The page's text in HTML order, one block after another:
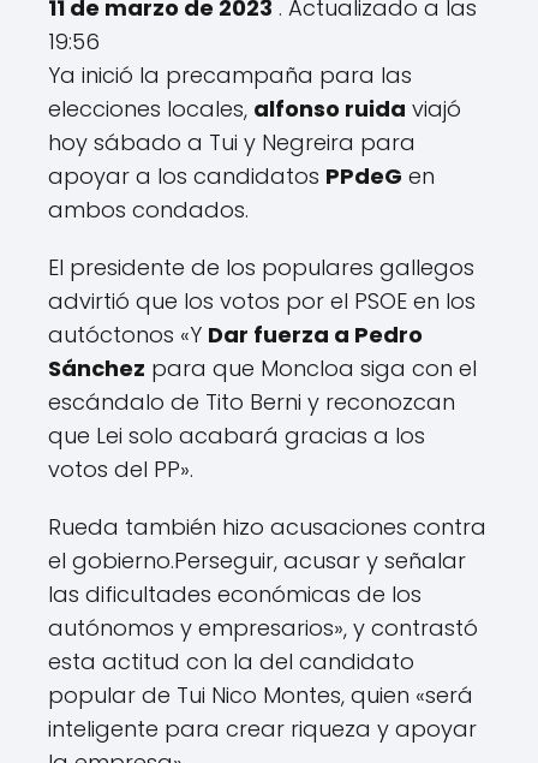
11 de marzo de 2023 . Actualizado a las
19:56
Ya inició la precampaña para las
elecciones locales, alfonso ruida viajó
hoy sábado a Tui y Negreira para
apoyar a los candidatos PPdeG en
ambos condados.
El presidente de los populares gallegos
advirtió que los votos por el PSOE en los
autóctonos «Y Dar fuerza a Pedro
Sánchez para que Moncloa siga con el
escándalo de Tito Berni y reconozcan
que Lei solo acabará gracias a los
votos del PP».
Rueda también hizo acusaciones contra
el gobierno.Perseguir, acusar y señalar
las dificultades económicas de los
autónomos y empresarios», y contrastó
esta actitud con la del candidato
popular de Tui Nico Montes, quien «será
inteligente para crear riqueza y apoyar